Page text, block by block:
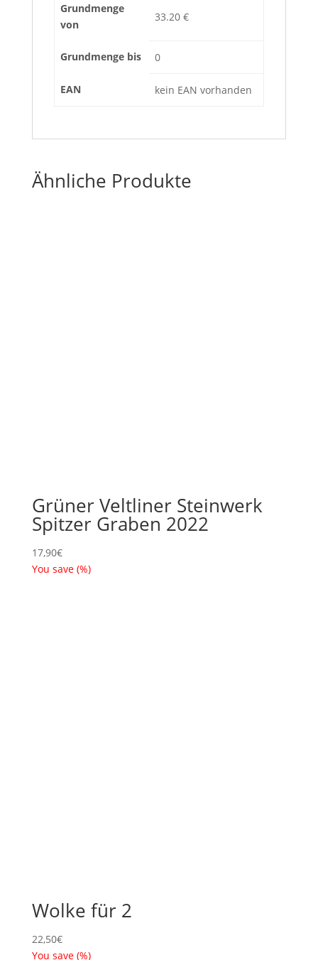
Grundmenge
von
33.20 €
Grundmenge bis 0
EAN kein EAN vorhanden
Ähnliche Produkte
Grüner Veltliner Steinwerk
Spitzer Graben 2022
17,90€
You save (%)
Wolke für 2
22,50€
You save (%)